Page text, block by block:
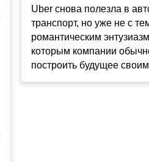
Uber снова полезла в
транспорт, но уже не с
романтическим
которым компании
построить будущее